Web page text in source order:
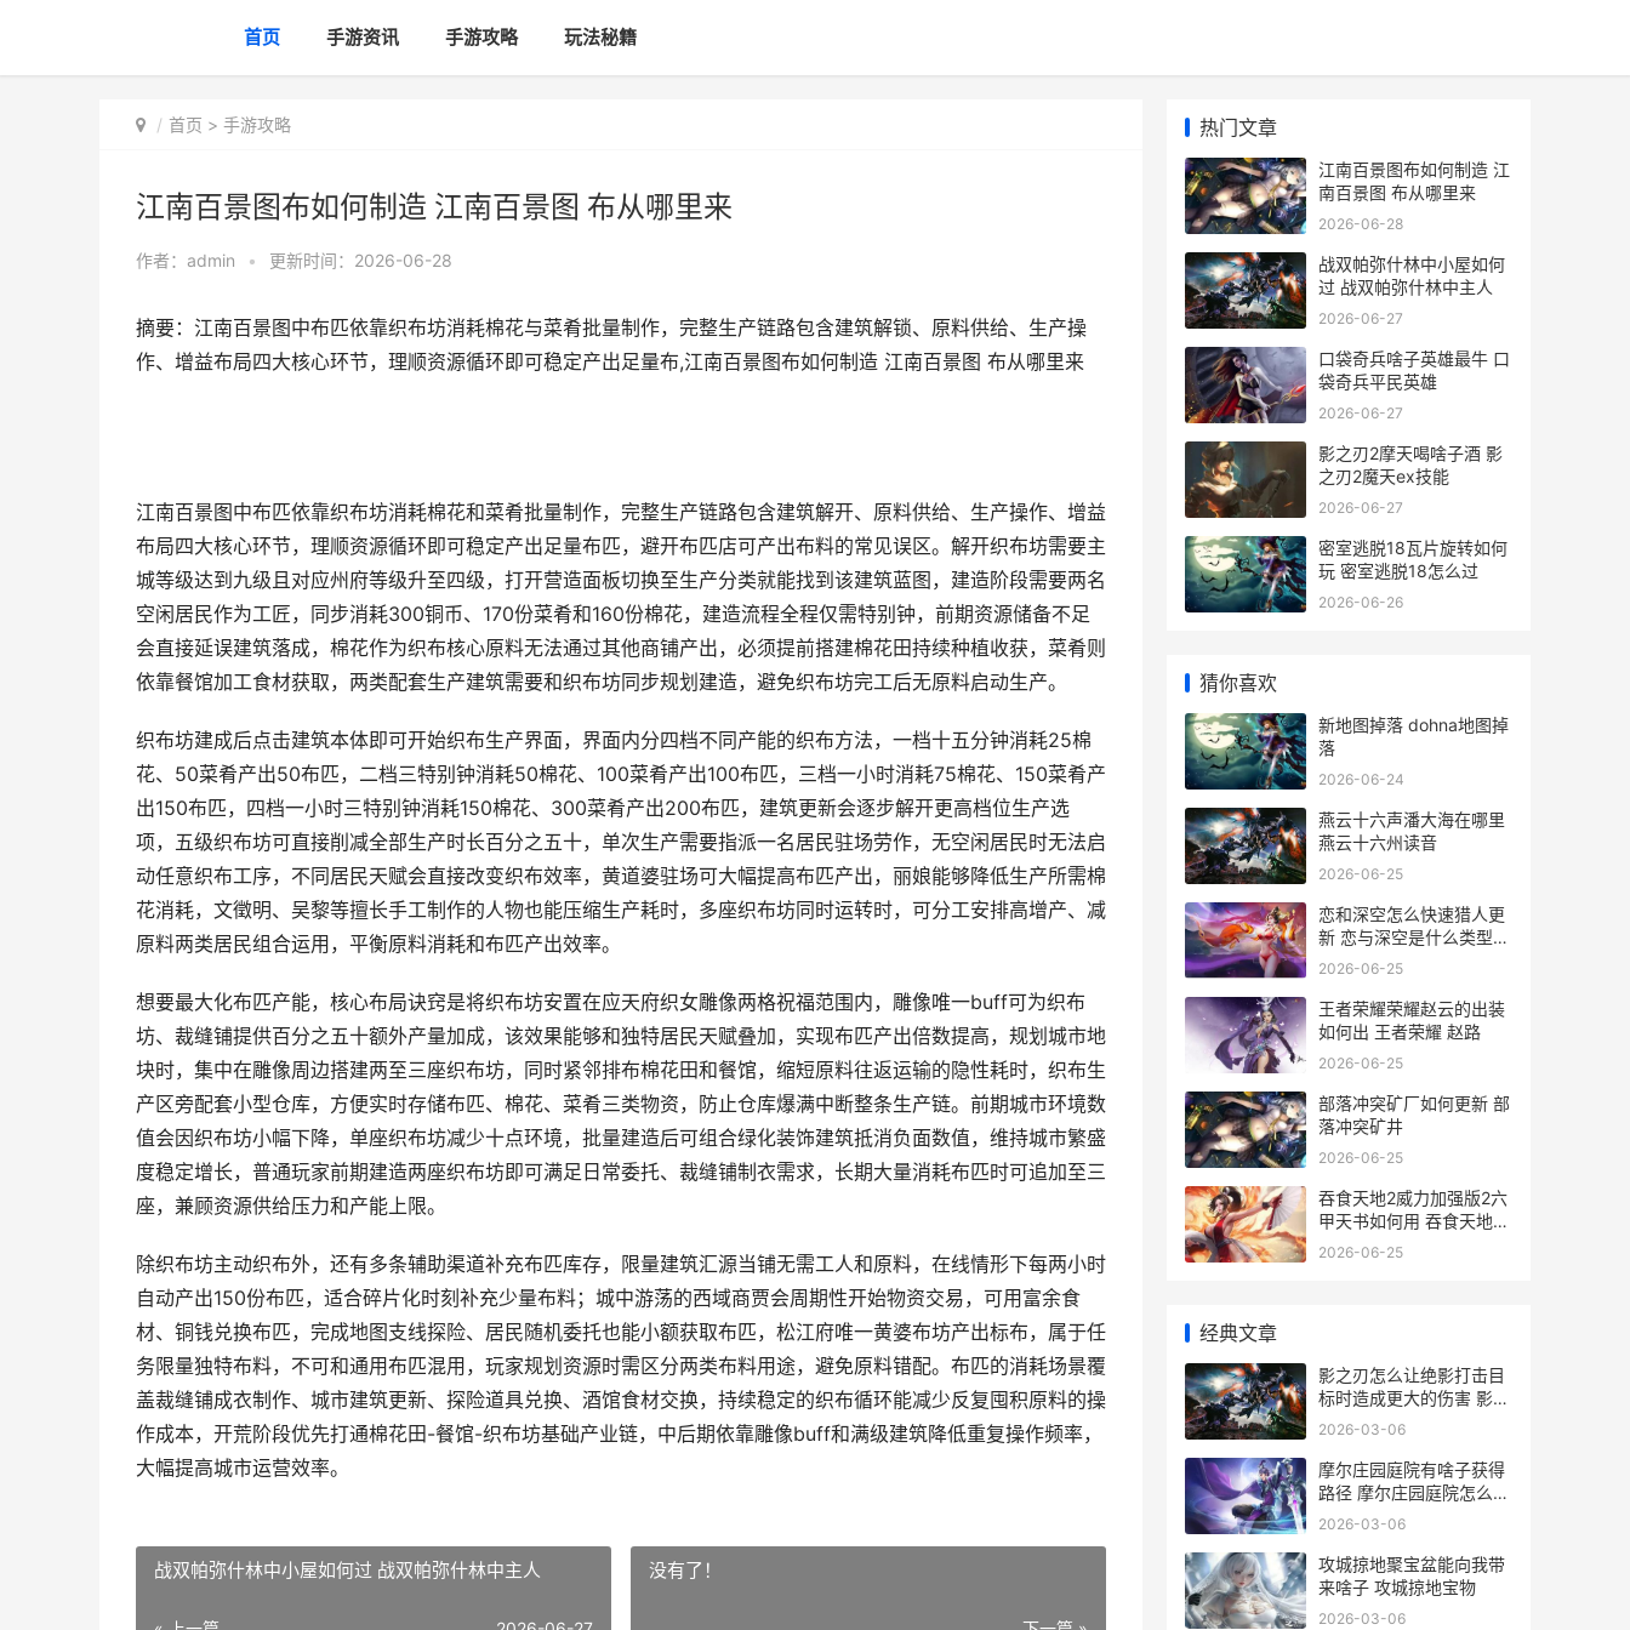
首页 手游资讯 手游攻略 玩法秘籍
首页 > 手游攻略
江南百景图布如何制造 江南百景图 布从哪里来
作者： admin • 更新时间：2026-06-28
摘要：江南百景图中布匹依靠织布坊消耗棉花与菜肴批量制作，完整生产链路包含建筑解锁、原料供给、生产操
作、增益布局四大核心环节，理顺资源循环即可稳定产出足量布,江南百景图布如何制造 江南百景图 布从哪里来
江南百景图中布匹依靠织布坊消耗棉花和菜肴批量制作，完整生产链路包含建筑解开、原料供给、生产操作、增益
布局四大核心环节，理顺资源循环即可稳定产出足量布匹，避开布匹店可产出布料的常见误区。解开织布坊需要主
城等级达到九级且对应州府等级升至四级，打开营造面板切换至生产分类就能找到该建筑蓝图，建造阶段需要两名
空闲居民作为工匠，同步消耗300铜币、170份菜肴和160份棉花，建造流程全程仅需特别钟，前期资源储备不足
会直接延误建筑落成，棉花作为织布核心原料无法通过其他商铺产出，必须提前搭建棉花田持续种植收获，菜肴则
依靠餐馆加工食材获取，两类配套生产建筑需要和织布坊同步规划建造，避免织布坊完工后无原料启动生产。
织布坊建成后点击建筑本体即可开始织布生产界面，界面内分四档不同产能的织布方法，一档十五分钟消耗25棉
花、50菜肴产出50布匹，二档三特别钟消耗50棉花、100菜肴产出100布匹，三档一小时消耗75棉花、150菜肴产
出150布匹，四档一小时三特别钟消耗150棉花、300菜肴产出200布匹，建筑更新会逐步解开更高档位生产选
项，五级织布坊可直接削减全部生产时长百分之五十，单次生产需要指派一名居民驻场劳作，无空闲居民时无法启
动任意织布工序，不同居民天赋会直接改变织布效率，黄道婆驻场可大幅提高布匹产出，丽娘能够降低生产所需棉
花消耗，文徵明、吴黎等擅长手工制作的人物也能压缩生产耗时，多座织布坊同时运转时，可分工安排高增产、减
原料两类居民组合运用，平衡原料消耗和布匹产出效率。
想要最大化布匹产能，核心布局诀窍是将织布坊安置在应天府织女雕像两格祝福范围内，雕像唯一buff可为织布
坊、裁缝铺提供百分之五十额外产量加成，该效果能够和独特居民天赋叠加，实现布匹产出倍数提高，规划城市地
块时，集中在雕像周边搭建两至三座织布坊，同时紧邻排布棉花田和餐馆，缩短原料往返运输的隐性耗时，织布生
产区旁配套小型仓库，方便实时存储布匹、棉花、菜肴三类物资，防止仓库爆满中断整条生产链。前期城市环境数
值会因织布坊小幅下降，单座织布坊减少十点环境，批量建造后可组合绿化装饰建筑抵消负面数值，维持城市繁盛
度稳定增长，普通玩家前期建造两座织布坊即可满足日常委托、裁缝铺制衣需求，长期大量消耗布匹时可追加至三
座，兼顾资源供给压力和产能上限。
除织布坊主动织布外，还有多条辅助渠道补充布匹库存，限量建筑汇源当铺无需工人和原料，在线情形下每两小时
自动产出150份布匹，适合碎片化时刻补充少量布料；城中游荡的西域商贾会周期性开始物资交易，可用富余食
材、铜钱兑换布匹，完成地图支线探险、居民随机委托也能小额获取布匹，松江府唯一黄婆布坊产出标布，属于任
务限量独特布料，不可和通用布匹混用，玩家规划资源时需区分两类布料用途，避免原料错配。布匹的消耗场景覆
盖裁缝铺成衣制作、城市建筑更新、探险道具兑换、酒馆食材交换，持续稳定的织布循环能减少反复囤积原料的操
作成本，开荒阶段优先打通棉花田-餐馆-织布坊基础产业链，中后期依靠雕像buff和满级建筑降低重复操作频率，
大幅提高城市运营效率。
战双帕弥什林中小屋如何过 战双帕弥什林中主人 没有了！
热门文章
江南百景图布如何制造 江
南百景图 布从哪里来
2026-06-28
战双帕弥什林中小屋如何
过 战双帕弥什林中主人
2026-06-27
口袋奇兵啥子英雄最牛 口
袋奇兵平民英雄
2026-06-27
影之刃2摩天喝啥子酒 影
之刃2魔天ex技能
2026-06-27
密室逃脱18瓦片旋转如何
玩 密室逃脱18怎么过
2026-06-26
猜你喜欢
新地图掉落 dohna地图掉
落
2026-06-24
燕云十六声潘大海在哪里
燕云十六州读音
2026-06-25
恋和深空怎么快速猎人更
新 恋与深空是什么类型游
戏
2026-06-25
王者荣耀荣耀赵云的出装
如何出 王者荣耀 赵路
2026-06-25
部落冲突矿厂如何更新 部
落冲突矿井
2026-06-25
吞食天地2威力加强版2六
甲天书如何用 吞食天地2
威力加强版
2026-06-25
经典文章
影之刃怎么让绝影打击目
标时造成更大的伤害 影之
刃绝影后期怎么样
2026-03-06
摩尔庄园庭院有啥子获得
路径 摩尔庄园庭院怎么获
得
2026-03-06
攻城掠地聚宝盆能向我带
来啥子 攻城掠地宝物
2026-03-06